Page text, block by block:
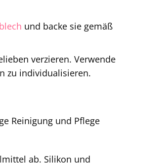
und backe sie gemäß
verzieren. Verwende
zu individualisieren.
Reinigung und Pflege
ab. Silikon und